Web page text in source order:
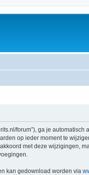
forum”), ga je
op ieder moment te
met deze wijzigingen,
kan gedownload worden via